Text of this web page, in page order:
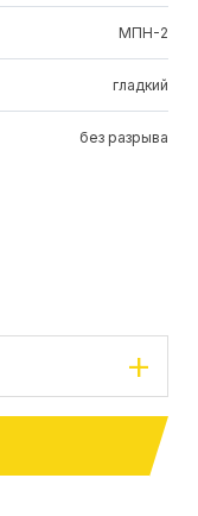
МПН-2
гладкий
без разрыва
+